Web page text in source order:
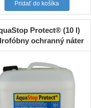
€ 145,00.€ 137,50.
Pridať do košíka
Protect® (10 l)
ochranný náter